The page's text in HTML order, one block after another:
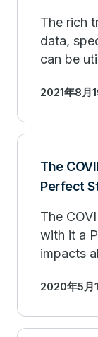
The rich
data,
can be
2021年8月
The
Perfect
The
with it a
impacts all of us
2020年5月